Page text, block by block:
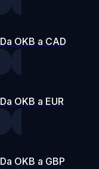
Da OKB a CAD
Da OKB a EUR
Da OKB a GBP